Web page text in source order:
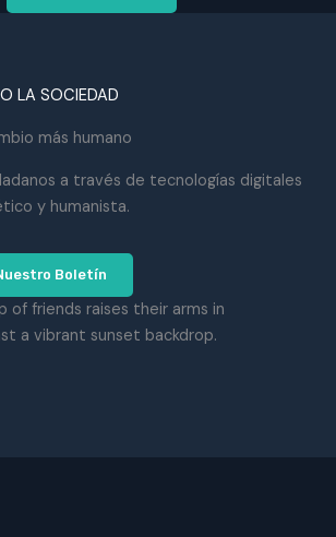
LA SOCIEDAD
más humano
a través de tecnologías digitales
y humanista.
Boletín